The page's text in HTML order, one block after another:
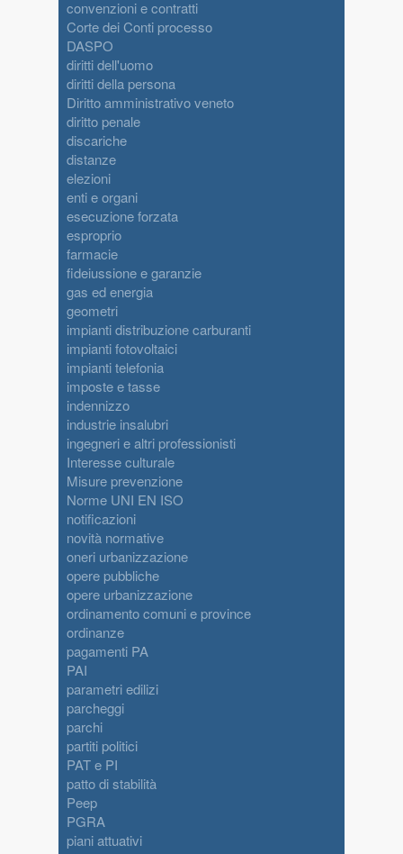
convenzioni e contratti
Corte dei Conti processo
DASPO
diritti dell'uomo
diritti della persona
Diritto amministrativo veneto
diritto penale
discariche
distanze
elezioni
enti e organi
esecuzione forzata
esproprio
farmacie
fideiussione e garanzie
gas ed energia
geometri
impianti distribuzione carburanti
impianti fotovoltaici
impianti telefonia
imposte e tasse
indennizzo
industrie insalubri
ingegneri e altri professionisti
Interesse culturale
Misure prevenzione
Norme UNI EN ISO
notificazioni
novità normative
oneri urbanizzazione
opere pubbliche
opere urbanizzazione
ordinamento comuni e province
ordinanze
pagamenti PA
PAI
parametri edilizi
parcheggi
parchi
partiti politici
PAT e PI
patto di stabilità
Peep
PGRA
piani attuativi